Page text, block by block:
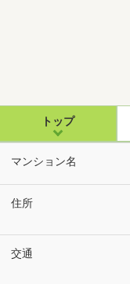
トップ
マンション名
住所
交通